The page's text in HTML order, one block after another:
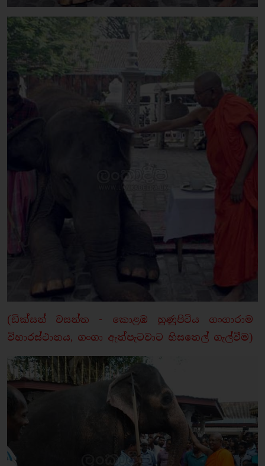
(ඩික්සන් වසන්ත - කොළඹ හුණුපිටිය ගංගාරාම
විහාරස්ථානය, ගංගා ඇත්පැටවාට හිසතෙල් ගැල්වීම)